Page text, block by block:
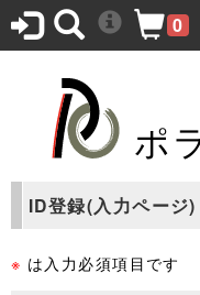
ポ
0
ID登録(入力ページ)
※ は入力必須項目です